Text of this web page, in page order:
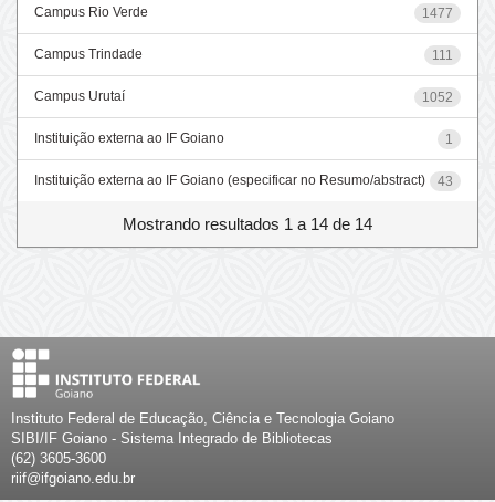
Campus Rio Verde 1477
Campus Trindade 111
Campus Urutaí 1052
Instituição externa ao IF Goiano 1
Instituição externa ao IF Goiano (especificar no Resumo/abstract) 43
Mostrando resultados 1 a 14 de 14
Instituto Federal de Educação, Ciência e Tecnologia Goiano
SIBI/IF Goiano - Sistema Integrado de Bibliotecas
(62) 3605-3600
riif@ifgoiano.edu.br